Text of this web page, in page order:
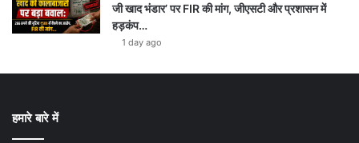
जी खाद भंडार’ पर FIR की मांग, जीएसटी और प्रशासन में
हड़कंप…
1 day ago
हमारे बारे में